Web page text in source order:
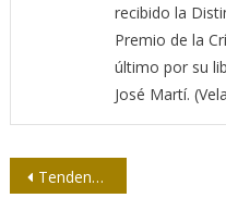
recibido la
Premio de la
último por su
José Martí.
Navegación
Tendencias del Periodismo Digital en el 2019, según el Instituto Reuters